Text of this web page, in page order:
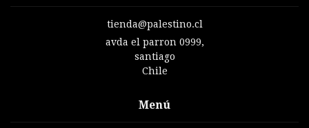
tienda@palestino.cl
avda el parron 0999,
santiago
Chile
Menú